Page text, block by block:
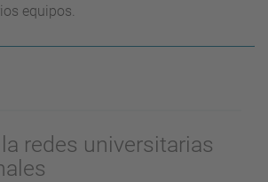
equipos.
la redes universitarias